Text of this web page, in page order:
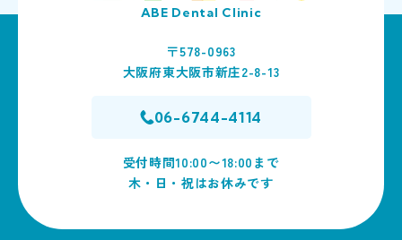
ABE Dental Clinic
〒578-0963
大阪府東大阪市新庄2-8-13
06-6744-4114
受付時間10:00〜18:00まで
木・日・祝はお休みです